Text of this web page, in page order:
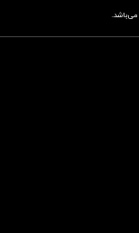
می‌باشد.